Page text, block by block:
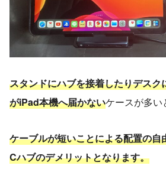
スタンドにハブを接着したりデスク
がiPad本機へ届かないケースが多い
ケーブルが短いことによる配置の
Cハブのデメリットとなります。